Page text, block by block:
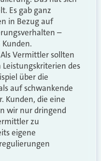
Es gab ganz
in Bezug auf
–
Vermittler sollten
des
über die
auf schwankende
Kunden, die eine
wir nur dringend
zu
eigene